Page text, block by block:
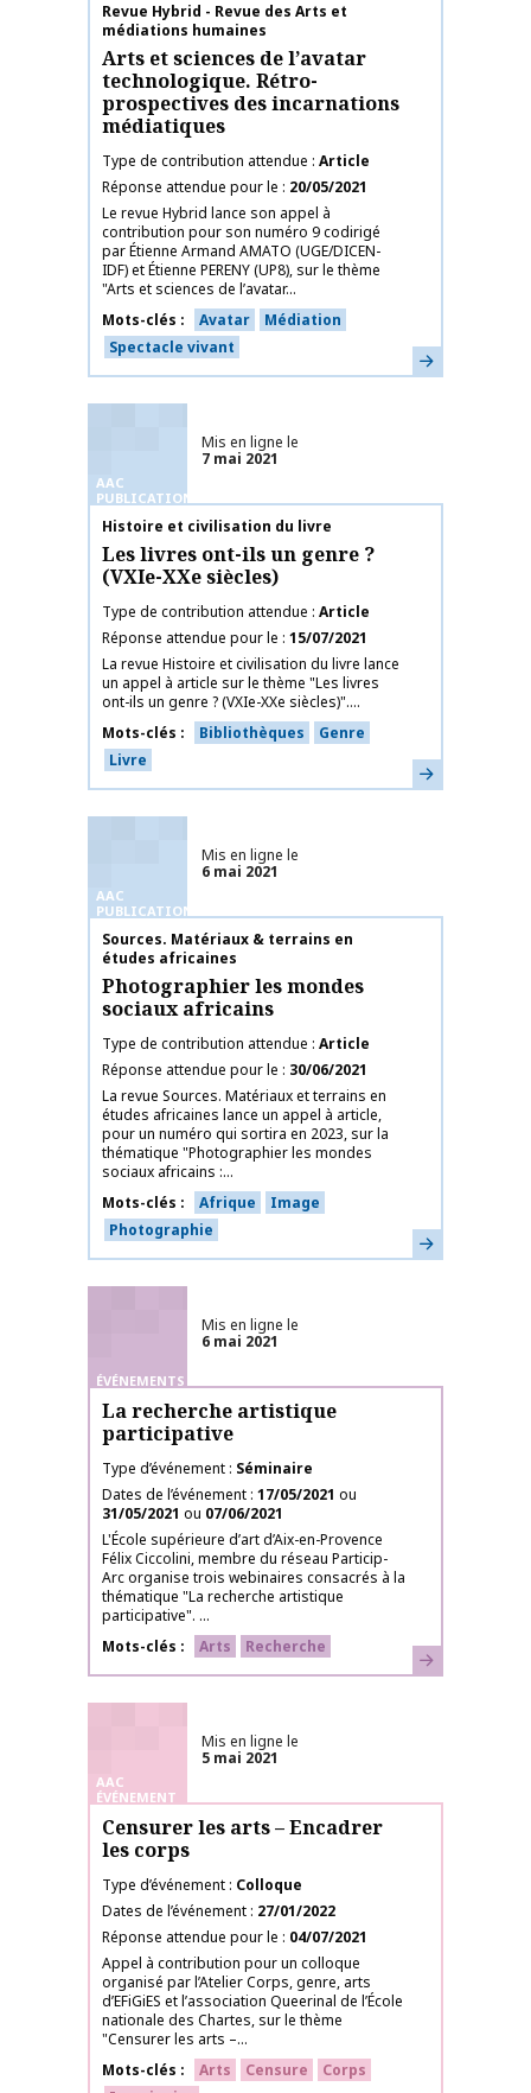
Nom de la publication
Revue Hybrid - Revue des Arts et
médiations humaines
Arts et sciences de l’avatar
technologique. Rétro-
prospectives des incarnations
médiatiques
Type de contribution attendue Article
Réponse attendue pour le
20/05/2021
Le revue Hybrid lance son appel à
contribution pour son numéro 9 codirigé
par Étienne Armand AMATO (UGE/DICEN-
IDF) et Étienne PERENY (UP8), sur le thème
"Arts et sciences de l’avatar...
Mots-clés
Avatar
Médiation
Spectacle vivant
En savoir plus
AAC
PUBLICATIONS
Mis en ligne le
7 mai 2021
Nom de la publication
Histoire et civilisation du livre
Les livres ont-ils un genre ?
(VXIe-XXe siècles)
Type de contribution attendue Article
Réponse attendue pour le 15/07/2021
La revue Histoire et civilisation du livre lance
un appel à article sur le thème "Les livres
ont-ils un genre ? (VXIe-XXe siècles)"....
Mots-clés
Bibliothèques
Genre
Livre
En savoir plus
AAC
PUBLICATIONS
Mis en ligne le
6 mai 2021
Nom de la publication
Sources. Matériaux & terrains en
études africaines
Photographier les mondes
sociaux africains
Type de contribution attendue Article
Réponse attendue pour le
30/06/2021
La revue Sources. Matériaux et terrains en
études africaines lance un appel à article,
pour un numéro qui sortira en 2023, sur la
thématique "Photographier les mondes
sociaux africains :...
Mots-clés
Afrique
Image
Photographie
En savoir plus
ÉVÉNEMENTS
Mis en ligne le
6 mai 2021
La recherche artistique
participative
Type d’événement Séminaire
Dates de l’événement 17/05/2021 ou
31/05/2021 ou 07/06/2021
L'École supérieure d’art d’Aix-en-Provence
Félix Ciccolini, membre du réseau Particip-
Arc organise trois webinaires consacrés à la
thématique "La recherche artistique
participative". ...
Mots-clés
Arts Recherche En savoir plus
AAC
ÉVÉNEMENT
Mis en ligne le
5 mai 2021
Censurer les arts – Encadrer
les corps
Type d’événement Colloque
Dates de l’événement 27/01/2022
Réponse attendue pour le
04/07/2021
Appel à contribution pour un colloque
organisé par l’Atelier Corps, genre, arts
d’EFiGiES et l’association Queerinal de l’École
nationale des Chartes, sur le thème
"Censurer les arts –...
Mots-clés
Arts Censure
Corps